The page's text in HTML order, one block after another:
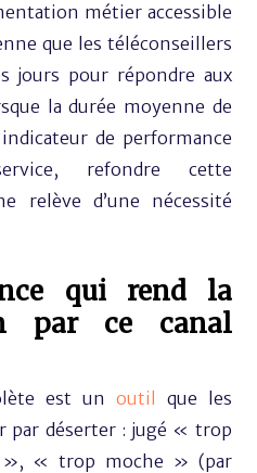
métier accessible
que les téléconseillers
jours pour répondre aux
la durée moyenne de
de performance
refondre cette
relève d’une nécessité
qui rend la
par ce canal
est un outil
que les
par déserter : jugé « trop
« trop moche » (par